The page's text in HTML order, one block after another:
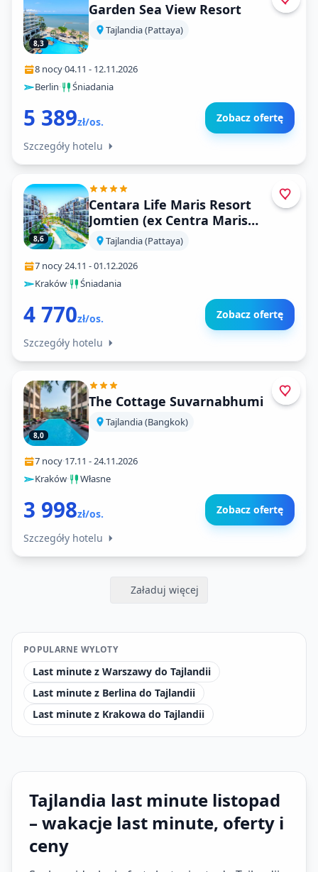
8,3
Garden Sea View Resort
Tajlandia (Pattaya)
8 nocy·04.11 - 12.11.2026
Berlin· Śniadania
5 389zł/os. Zobacz ofertę
Szczegóły hotelu
8,6
Centara Life Maris Resort
Jomtien (ex Centra Maris
Resort Jomtien)
Tajlandia (Pattaya)
7 nocy·24.11 -01.12.2026
Kraków· Śniadania
4 770zł/os. Zobacz ofertę
Szczegóły hotelu
8,0
The Cottage Suvarnabhumi
Tajlandia (Bangkok)
7 nocy·17.11 -24.11.2026
Kraków· Własne
3 998zł/os. Zobacz ofertę
Szczegóły hotelu
Załaduj więcej
POPULARNE WYLOTY
Last minute z Warszawy do Tajlandii
Last minute z Berlina do Tajlandii
Last minute z Krakowa do Tajlandii
Tajlandia last minute listopad
– wakacje last minute, oferty i
ceny